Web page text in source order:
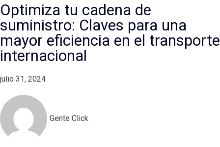
Optimiza tu cadena de
suministro: Claves para una
mayor eficiencia en el transporte
internacional
julio 31, 2024
Gente Click